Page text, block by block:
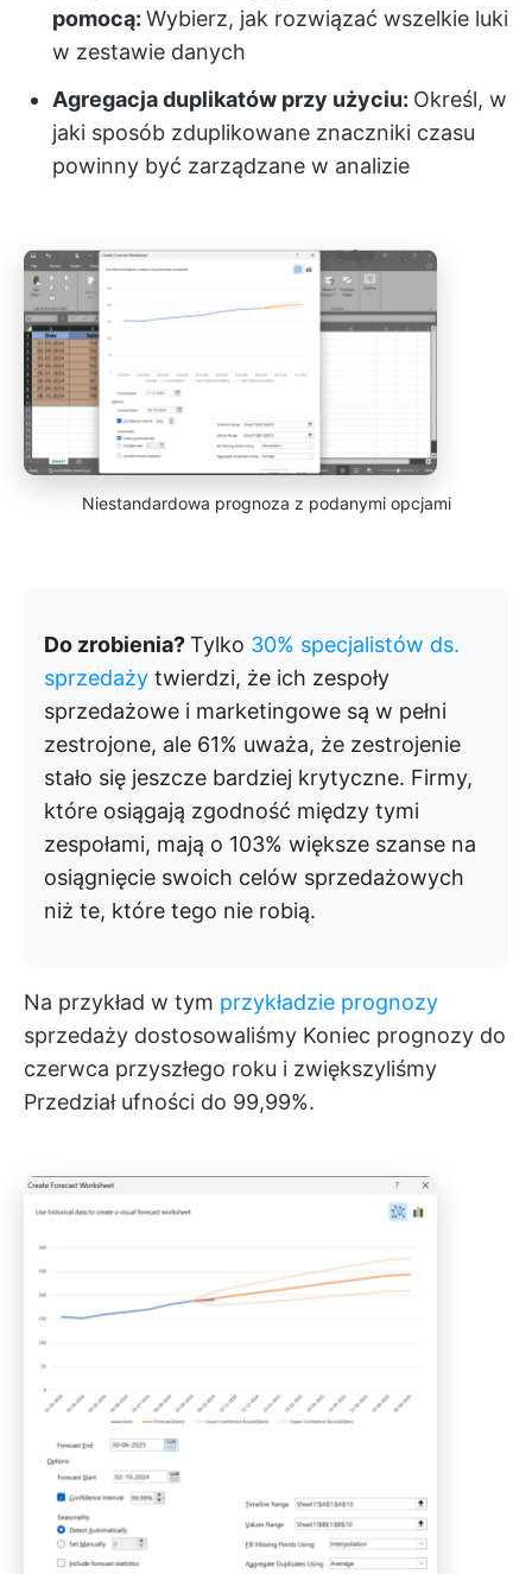
pomocą: Wybierz, jak rozwiązać wszelkie luki
w zestawie danych
Agregacja duplikatów przy użyciu: Określ, w
jaki sposób zduplikowane znaczniki czasu
powinny być zarządzane w analizie
Niestandardowa prognoza z podanymi opcjami
Do zrobienia?Tylko 30% specjalistów ds.
sprzedaży twierdzi, że ich zespoły
sprzedażowe i marketingowe są w pełni
zestrojone, ale 61% uważa, że zestrojenie
stało się jeszcze bardziej krytyczne. Firmy,
które osiągają zgodność między tymi
zespołami, mają o 103% większe szanse na
osiągnięcie swoich celów sprzedażowych
niż te, które tego nie robią.
Na przykład w tym przykładzie prognozy
sprzedaży dostosowaliśmy Koniec prognozy do
czerwca przyszłego roku i zwiększyliśmy
Przedział ufności do 99,99%.